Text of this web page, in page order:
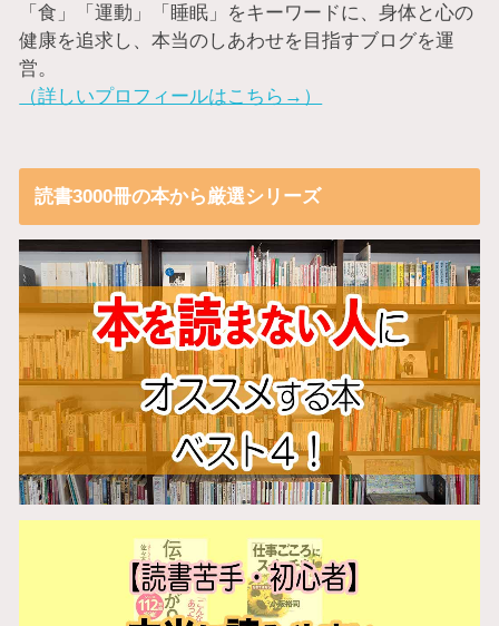
「食」「運動」「睡眠」をキーワードに、身体と心の
健康を追求し、本当のしあわせを目指すブログを運
営。
（詳しいプロフィールはこちら→）
読書3000冊の本から厳選シリーズ